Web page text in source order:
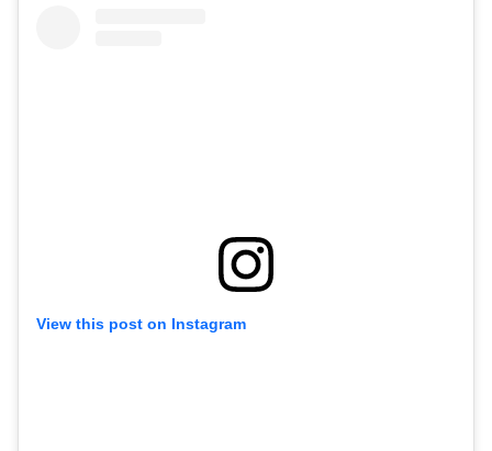
View this post on Instagram